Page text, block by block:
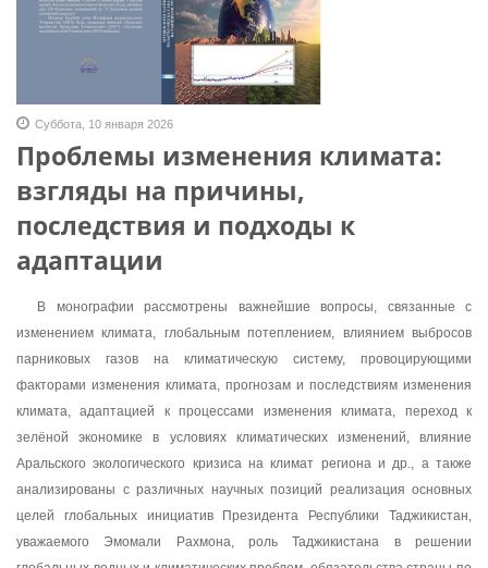
Суббота, 10 января 2026
Проблемы изменения климата:
взгляды на причины,
последствия и подходы к
адаптации
В монографии рассмотрены важнейшие вопросы, связанные с
изменением климата, глобальным потеплением, влиянием выбросов
парниковых газов на климатическую систему, провоцирующими
факторами изменения климата, прогнозам и последствиям изменения
климата, адаптацией к процессами изменения климата, переход к
зелёной экономике в условиях климатических изменений, влияние
Аральского экологического кризиса на климат региона и др., а также
анализированы с различных научных позиций реализация основных
целей глобальных инициатив Президента Республики Таджикистан,
уважаемого Эмомали Рахмона, роль Таджикистана в решении